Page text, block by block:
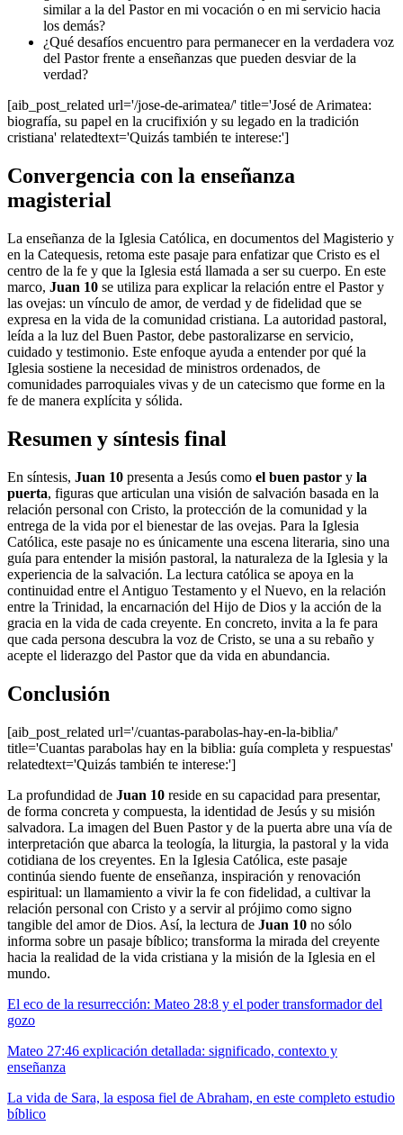
similar a la del Pastor en mi vocación o en mi servicio hacia
los demás?
¿Qué desafíos encuentro para permanecer en la verdadera voz
del Pastor frente a enseñanzas que pueden desviar de la
verdad?
[aib_post_related url='/jose-de-arimatea/' title='José de Arimatea:
biografía, su papel en la crucifixión y su legado en la tradición
cristiana' relatedtext='Quizás también te interese:']
Convergencia con la enseñanza
magisterial
La enseñanza de la Iglesia Católica, en documentos del Magisterio y
en la Catequesis, retoma este pasaje para enfatizar que Cristo es el
centro de la fe y que la Iglesia está llamada a ser su cuerpo. En este
marco, Juan 10 se utiliza para explicar la relación entre el Pastor y
las ovejas: un vínculo de amor, de verdad y de fidelidad que se
expresa en la vida de la comunidad cristiana. La autoridad pastoral,
leída a la luz del Buen Pastor, debe pastoralizarse en servicio,
cuidado y testimonio. Este enfoque ayuda a entender por qué la
Iglesia sostiene la necesidad de ministros ordenados, de
comunidades parroquiales vivas y de un catecismo que forme en la
fe de manera explícita y sólida.
Resumen y síntesis final
En síntesis, Juan 10 presenta a Jesús como el buen pastor y la
puerta, figuras que articulan una visión de salvación basada en la
relación personal con Cristo, la protección de la comunidad y la
entrega de la vida por el bienestar de las ovejas. Para la Iglesia
Católica, este pasaje no es únicamente una escena literaria, sino una
guía para entender la misión pastoral, la naturaleza de la Iglesia y la
experiencia de la salvación. La lectura católica se apoya en la
continuidad entre el Antiguo Testamento y el Nuevo, en la relación
entre la Trinidad, la encarnación del Hijo de Dios y la acción de la
gracia en la vida de cada creyente. En concreto, invita a la fe para
que cada persona descubra la voz de Cristo, se una a su rebaño y
acepte el liderazgo del Pastor que da vida en abundancia.
Conclusión
[aib_post_related url='/cuantas-parabolas-hay-en-la-biblia/'
title='Cuantas parabolas hay en la biblia: guía completa y respuestas'
relatedtext='Quizás también te interese:']
La profundidad de Juan 10 reside en su capacidad para presentar,
de forma concreta y compuesta, la identidad de Jesús y su misión
salvadora. La imagen del Buen Pastor y de la puerta abre una vía de
interpretación que abarca la teología, la liturgia, la pastoral y la vida
cotidiana de los creyentes. En la Iglesia Católica, este pasaje
continúa siendo fuente de enseñanza, inspiración y renovación
espiritual: un llamamiento a vivir la fe con fidelidad, a cultivar la
relación personal con Cristo y a servir al prójimo como signo
tangible del amor de Dios. Así, la lectura de Juan 10 no sólo
informa sobre un pasaje bíblico; transforma la mirada del creyente
hacia la realidad de la vida cristiana y la misión de la Iglesia en el
mundo.
El eco de la resurrección: Mateo 28:8 y el poder transformador del
gozo
Mateo 27:46 explicación detallada: significado, contexto y
enseñanza
La vida de Sara, la esposa fiel de Abraham, en este completo estudio
bíblico